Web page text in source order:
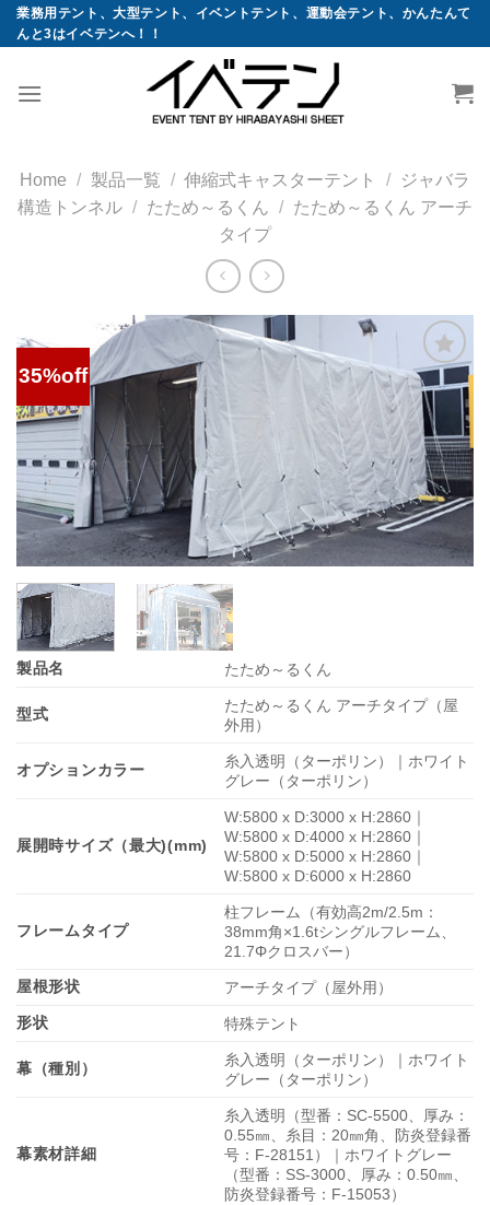
コ
ン
業務用テント、大型テント、イベントテント、運動会テント、かんたんて
んと3はイベテンへ！！
Home / 製品一覧 / 伸縮式キャスターテント /
ジャバラ
構造トンネル / たため～るくん /
たため～るくん アーチ
タイプ
35%off
お気
に入
りに
追加
製品名 たため～るくん
型式
たため～るくん アーチタイプ（屋
外用）
オプションカラー
糸入透明（ターポリン）｜ホワイト
グレー（ターポリン）
展開時サイズ（最大)(mm)
W:5800 x D:3000 x H:2860｜
W:5800 x D:4000 x H:2860｜
W:5800 x D:5000 x H:2860｜
W:5800 x D:6000 x H:2860
フレームタイプ
柱フレーム（有効高2m/2.5m：
38mm角×1.6tシングルフレーム、
21.7Φクロスバー）
屋根形状
アーチタイプ（屋外用）
形状
特殊テント
幕（種別）
糸入透明（ターポリン）｜ホワイト
グレー（ターポリン）
幕素材詳細
糸入透明（型番：SC-5500、厚み：
0.55㎜、糸目：20㎜角、防炎登録番
号：F-28151）｜ホワイトグレー
（型番：SS-3000、厚み：0.50㎜、
防炎登録番号：F-15053）